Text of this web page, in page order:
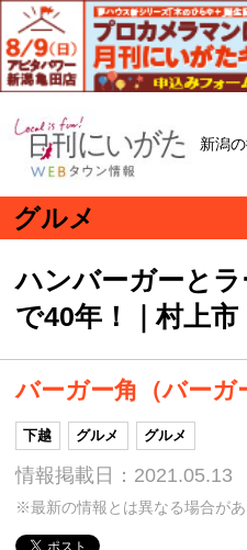
新潟
グルメ
ハンバーガーと
で40年！｜村上市
バーガー角（バーガ
下越 グルメ グルメ
情報掲載日：2021.05.13
※最新の情報とは異なる場合があ